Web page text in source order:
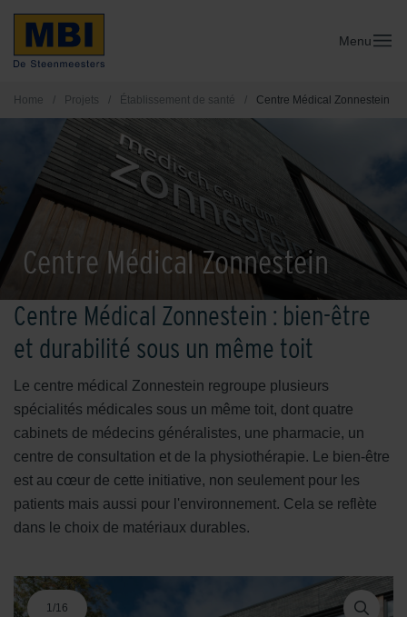
Menu
Home / Projets / Établissement de santé / Centre Médical Zonnestein
Centre Médical Zonnestein
Centre Médical Zonnestein : bien-être
et durabilité sous un même toit
Le centre médical Zonnestein regroupe plusieurs
spécialités médicales sous un même toit, dont quatre
cabinets de médecins généralistes, une pharmacie, un
centre de consultation et de la physiothérapie. Le bien-être
est au cœur de cette initiative, non seulement pour les
patients mais aussi pour l'environnement. Cela se reflète
dans le choix de matériaux durables.
1/16